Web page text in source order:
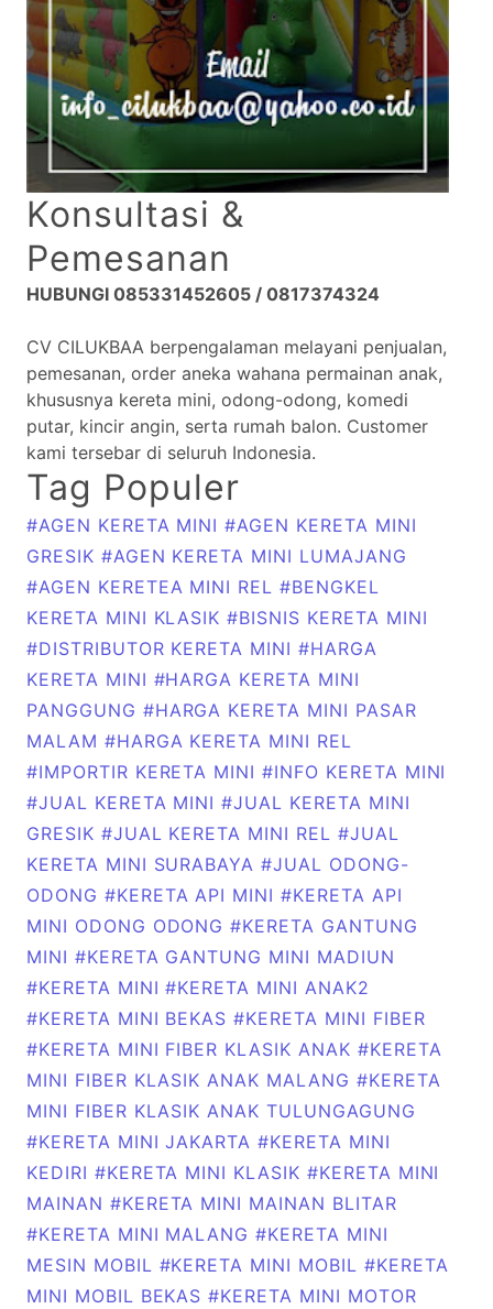
Konsultasi &
Pemesanan
HUBUNGI 085331452605 / 0817374324
CV CILUKBAA berpengalaman melayani penjualan,
pemesanan, order aneka wahana permainan anak,
khususnya kereta mini, odong-odong, komedi
putar, kincir angin, serta rumah balon. Customer
kami tersebar di seluruh Indonesia.
Tag Populer
#AGEN KERETA MINI#AGEN KERETA MINI
GRESIK #AGEN KERETA MINI LUMAJANG
#AGEN KERETEA MINI REL#BENGKEL
KERETA MINI KLASIK#BISNIS KERETA MINI
#DISTRIBUTOR KERETA MINI #HARGA
KERETA MINI #HARGA KERETA MINI
PANGGUNG #HARGA KERETA MINI PASAR
MALAM #HARGA KERETA MINI REL
#IMPORTIR KERETA MINI#INFO KERETA MINI
#JUAL KERETA MINI#JUAL KERETA MINI
GRESIK #JUAL KERETA MINI REL #JUAL
KERETA MINI SURABAYA#JUAL ODONG-
ODONG #KERETA API MINI#KERETA API
MINI ODONG ODONG#KERETA GANTUNG
MINI #KERETA GANTUNG MINI MADIUN
#KERETA MINI#KERETA MINI ANAK2
#KERETA MINI BEKAS#KERETA MINI FIBER
#KERETA MINI FIBER KLASIK ANAK #KERETA
MINI FIBER KLASIK ANAK MALANG #KERETA
MINI FIBER KLASIK ANAK TULUNGAGUNG
#KERETA MINI JAKARTA#KERETA MINI
KEDIRI #KERETA MINI KLASIK #KERETA MINI
MAINAN #KERETA MINI MAINAN BLITAR
#KERETA MINI MALANG#KERETA MINI
MESIN MOBIL #KERETA MINI MOBIL #KERETA
MINI MOBIL BEKAS#KERETA MINI MOTOR